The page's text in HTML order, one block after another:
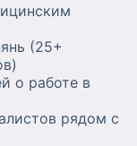
(25+
о работе в
рядом с